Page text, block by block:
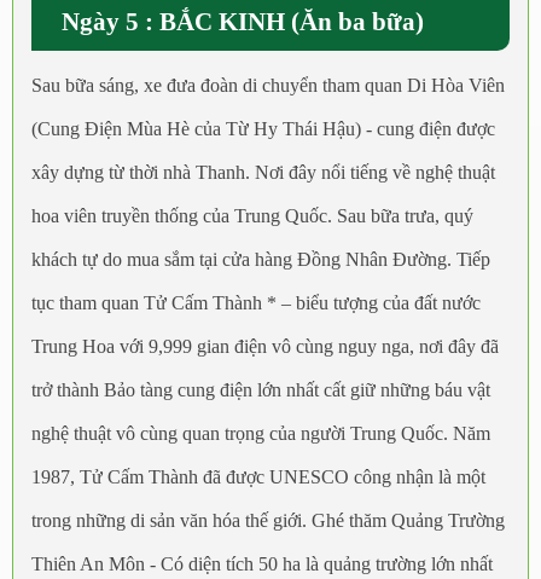
Ngày 5 : BẮC KINH (Ăn ba bữa)
Sau bữa sáng, xe đưa đoàn di chuyển tham quan Di Hòa Viên
(Cung Điện Mùa Hè của Từ Hy Thái Hậu) - cung điện được
xây dựng từ thời nhà Thanh. Nơi đây nổi tiếng về nghệ thuật
hoa viên truyền thống của Trung Quốc. Sau bữa trưa, quý
khách tự do mua sắm tại cửa hàng Đồng Nhân Đường. Tiếp
tục tham quan Tử Cấm Thành * – biểu tượng của đất nước
Trung Hoa với 9,999 gian điện vô cùng nguy nga, nơi đây đã
trở thành Bảo tàng cung điện lớn nhất cất giữ những báu vật
nghệ thuật vô cùng quan trọng của người Trung Quốc. Năm
1987, Tử Cấm Thành đã được UNESCO công nhận là một
trong những di sản văn hóa thế giới. Ghé thăm Quảng Trường
Thiên An Môn - Có diện tích 50 ha là quảng trường lớn nhất